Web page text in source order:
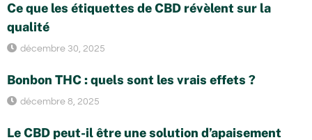
Ce que les étiquettes de CBD révèlent sur la
qualité
décembre 30, 2025
Bonbon THC : quels sont les vrais effets ?
décembre 8, 2025
Le CBD peut-il être une solution d’apaisement